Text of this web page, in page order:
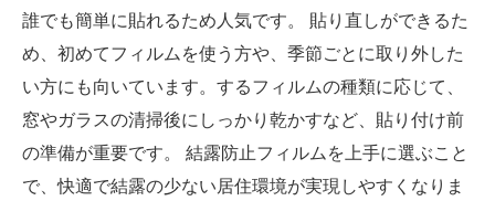
誰でも簡単に貼れるため人気です。 貼り直しができるた
め、初めてフィルムを使う方や、季節ごとに取り外した
い方にも向いています。するフィルムの種類に応じて、
窓やガラスの清掃後にしっかり乾かすなど、貼り付け前
の準備が重要です。 結露防止フィルムを上手に選ぶこと
で、快適で結露の少ない居住環境が実現しやすくなりま